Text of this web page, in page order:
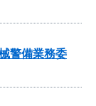
警備業務委